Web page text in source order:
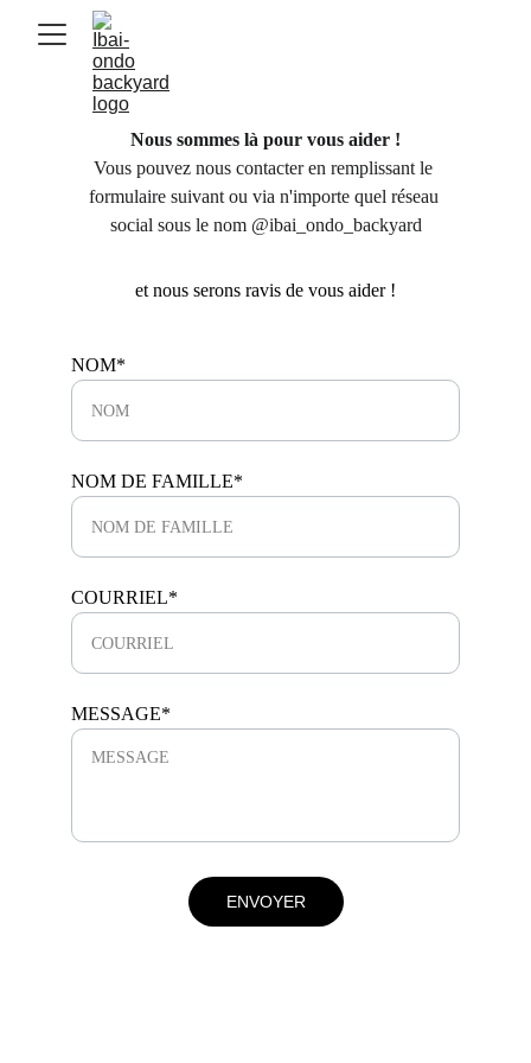
Nous sommes là pour vous aider !
Vous pouvez nous contacter en remplissant le
formulaire suivant ou via n'importe quel réseau
social sous le nom @ibai_ondo_backyard
et nous serons ravis de vous aider !
NOM*
NOM DE FAMILLE*
COURRIEL*
MESSAGE*
ENVOYER